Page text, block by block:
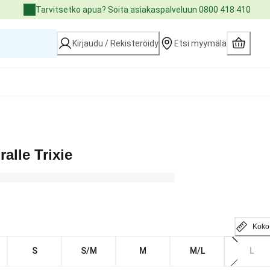
Tarvitsetko apua? Soita asiakaspalveluun 0800 418 410
Kirjaudu / Rekisteröidy Etsi myymälä
Trixie
S S/M M M/L L